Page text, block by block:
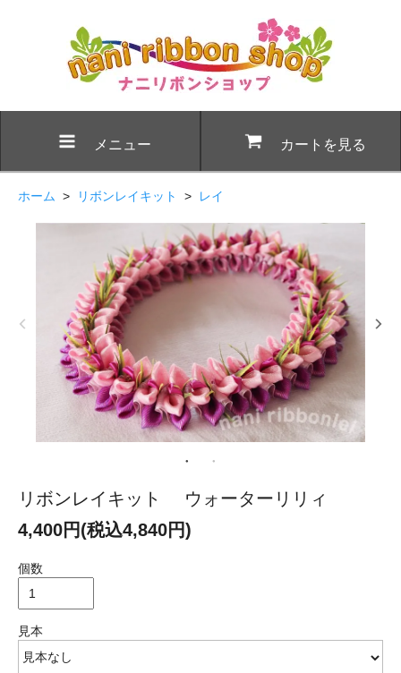
メニュー カートを見る
ホーム > リボンレイキット > レイ
リボンレイキット ウォーターリリィ
4,400円(税込4,840円)
個数
見本